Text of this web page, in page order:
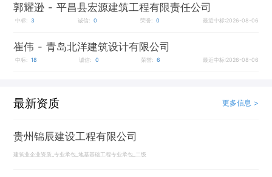
郭耀逊 - 平昌县宏源建筑工程有限责任公司
中标: 3 诚信: 0 荣誉: 0 最近中标:2026-08-06
崔伟 - 青岛北洋建筑设计有限公司
中标: 18 诚信: 0 荣誉: 6 最近中标:2026-08-06
最新资质 更多信息 >
贵州锦辰建设工程有限公司
建筑业企业资质_专业承包_地基基础工程专业承包_二级